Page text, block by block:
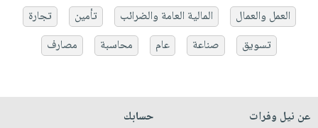
العمل والعمال
المالية العامة والضرائب تأمين
تجارة
تسويق
صناعة عام محاسبة مصارف
عن نيل وفرات
حسابك